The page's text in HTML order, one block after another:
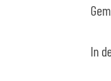
In